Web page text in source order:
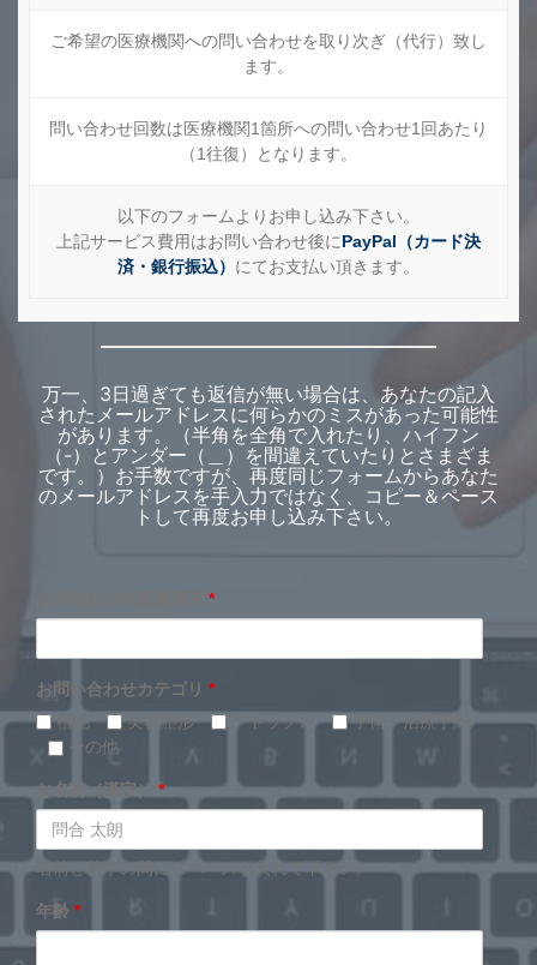
ご希望の医療機関への問い合わせを取り次ぎ（代行）致し
ます。
問い合わせ回数は医療機関1箇所への問い合わせ1回あたり
（1往復）となります。
以下のフォームよりお申し込み下さい。
上記サービス費用はお問い合わせ後にPayPal（カード決
済・銀行振込） にてお支払い頂きます。
万一、3日過ぎても返信が無い場合は、あなたの記入
されたメールアドレスに何らかのミスがあった可能性
があります。（半角を全角で入れたり、ハイフン
（-）とアンダー（＿）を間違えていたりとさまざま
です。）お手数ですが、再度同じフォームからあなた
のメールアドレスを手入力ではなく、コピー＆ペース
トして再度お申し込み下さい。
*
お問い合わせカテゴリ *
植毛
美容整形 デトックス
手術・治療予約
その他
お名前（漢字） *
名前と苗字の間にスペースを入れて下さい。
年齢 *